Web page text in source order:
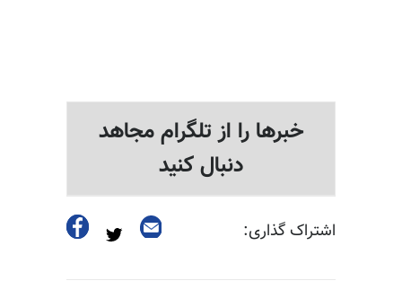
خبرها را از تلگرام مجاهد
دنبال کنید
اشتراک گذاری: